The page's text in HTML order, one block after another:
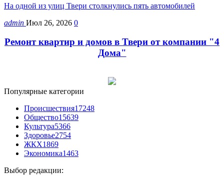
На одной из улиц Твери столкнулись пять автомобилей
admin Июл 26, 2026 0
Ремонт квартир и домов в Твери от компании "4
Дома"
Популярные категории
Происшествия17248
Общество15639
Культура5366
Здоровье2754
ЖКХ1869
Экономика1463
Выбор редакции: